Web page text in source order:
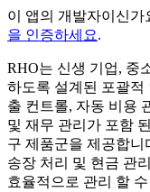
이 앱의 개발자이신가
을 인증하세요.
RHO는 신생 기업, 중
하도록 설계된 포괄적
출 컨트롤, 자동 비용
및 재무 관리가 포함
구 제품군을 제공합니
송장 처리 및 현금 관
효율적으로 관리 할